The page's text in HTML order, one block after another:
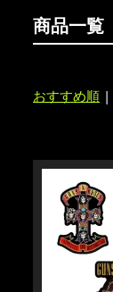
商品一覧
おすすめ順 |